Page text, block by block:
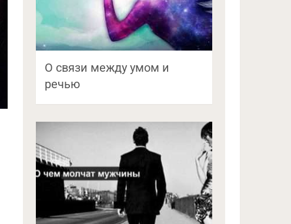
О связи между умом и
речью